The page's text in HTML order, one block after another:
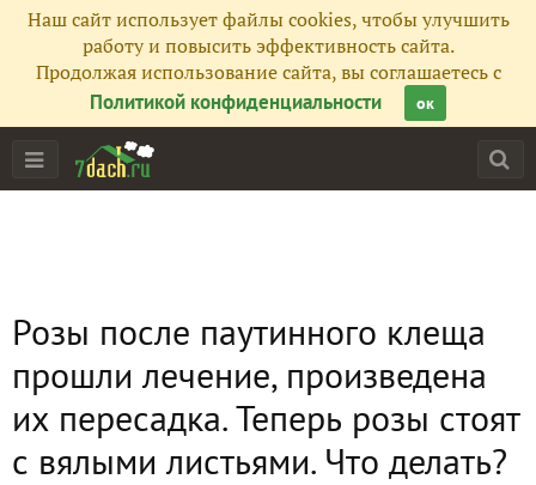
Наш сайт использует файлы cookies, чтобы улучшить
работу и повысить эффективность сайта.
Продолжая использование сайта, вы соглашаетесь с
Политикой конфиденциальности
ок
Розы после паутинного клеща
прошли лечение, произведена
их пересадка. Теперь розы стоят
с вялыми листьями. Что делать?